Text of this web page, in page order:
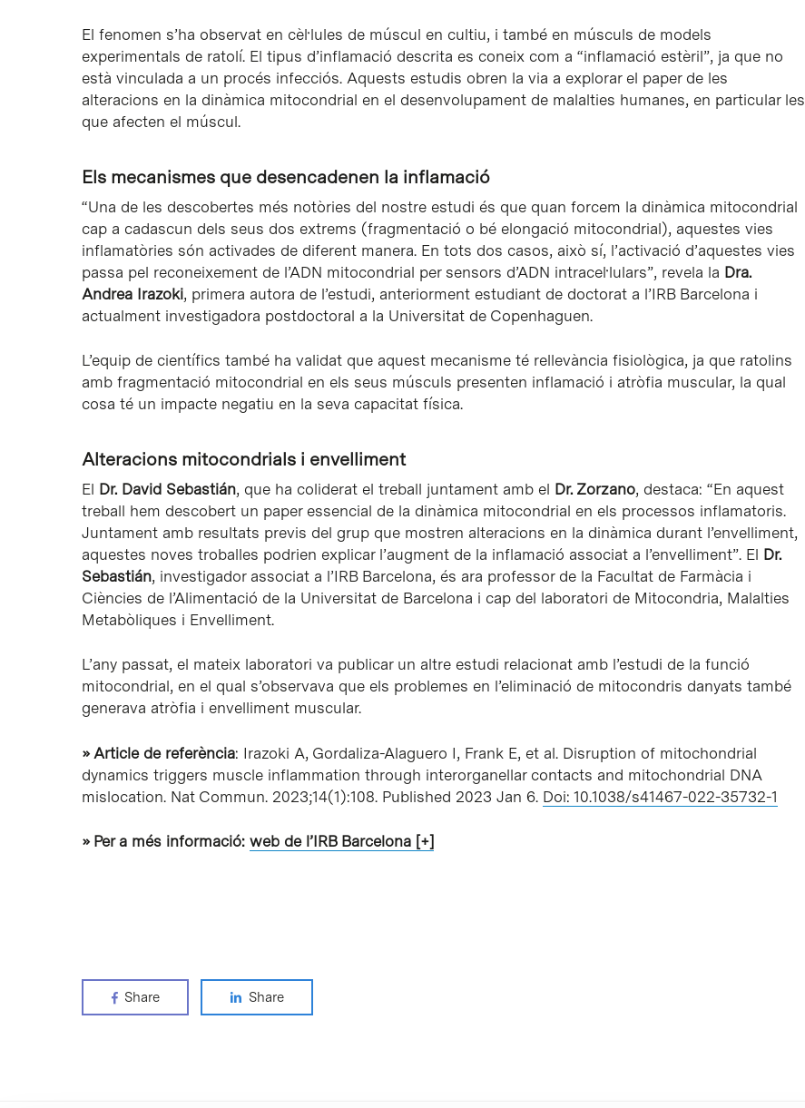
El fenomen s’ha observat en cèl·lules de múscul en cultiu, i també en músculs de models
experimentals de ratolí. El tipus d’inflamació descrita es coneix com a “inflamació estèril”, ja que no
està vinculada a un procés infecciós. Aquests estudis obren la via a explorar el paper de les
alteracions en la dinàmica mitocondrial en el desenvolupament de malalties humanes, en particular les
que afecten el múscul.
Els mecanismes que desencadenen la inflamació
“Una de les descobertes més notòries del nostre estudi és que quan forcem la dinàmica mitocondrial
cap a cadascun dels seus dos extrems (fragmentació o bé elongació mitocondrial), aquestes vies
inflamatòries són activades de diferent manera. En tots dos casos, això sí, l’activació d’aquestes vies
passa pel reconeixement de l’ADN mitocondrial per sensors d’ADN intracel·lulars”, revela la Dra.
Andrea Irazoki, primera autora de l’estudi, anteriorment estudiant de doctorat a l’IRB Barcelona i
actualment investigadora postdoctoral a la Universitat de Copenhaguen.
L’equip de científics també ha validat que aquest mecanisme té rellevància fisiològica, ja que ratolins
amb fragmentació mitocondrial en els seus músculs presenten inflamació i atròfia muscular, la qual
cosa té un impacte negatiu en la seva capacitat física.
Alteracions mitocondrials i envelliment
El Dr. David Sebastián, que ha coliderat el treball juntament amb el Dr. Zorzano, destaca: “En aquest
treball hem descobert un paper essencial de la dinàmica mitocondrial en els processos inflamatoris.
Juntament amb resultats previs del grup que mostren alteracions en la dinàmica durant l’envelliment,
aquestes noves troballes podrien explicar l’augment de la inflamació associat a l’envelliment”. El Dr.
Sebastián, investigador associat a l’IRB Barcelona, és ara professor de la Facultat de Farmàcia i
Ciències de l’Alimentació de la Universitat de Barcelona i cap del laboratori de Mitocondria, Malalties
Metabòliques i Envelliment.
L’any passat, el mateix laboratori va publicar un altre estudi relacionat amb l’estudi de la funció
mitocondrial, en el qual s’observava que els problemes en l’eliminació de mitocondris danyats també
generava atròfia i envelliment muscular.
» Article de referència: Irazoki A, Gordaliza-Alaguero I, Frank E, et al. Disruption of mitochondrial
dynamics triggers muscle inflammation through interorganellar contacts and mitochondrial DNA
mislocation. Nat Commun. 2023;14(1):108. Published 2023 Jan 6. Doi: 10.1038/s41467-022-35732-1
» Per a més informació: web de l’IRB Barcelona [+]
Share Share